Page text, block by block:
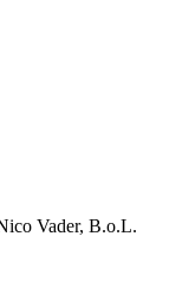
Vader, B.o.L.